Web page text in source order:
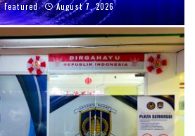
Featured August 7, 2026